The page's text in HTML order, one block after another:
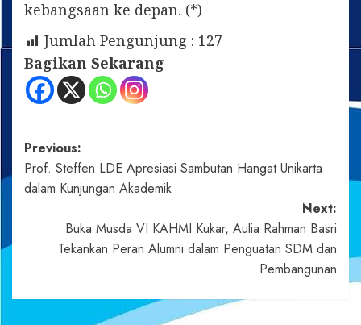
kebangsaan ke depan. (*)
Jumlah Pengunjung : 127
Bagikan Sekarang
Post
navigation
Previous:
Prof. Steffen LDE Apresiasi Sambutan Hangat Unikarta
dalam Kunjungan Akademik
Next:
Buka Musda VI KAHMI Kukar, Aulia Rahman Basri
Tekankan Peran Alumni dalam Penguatan SDM dan
Pembangunan